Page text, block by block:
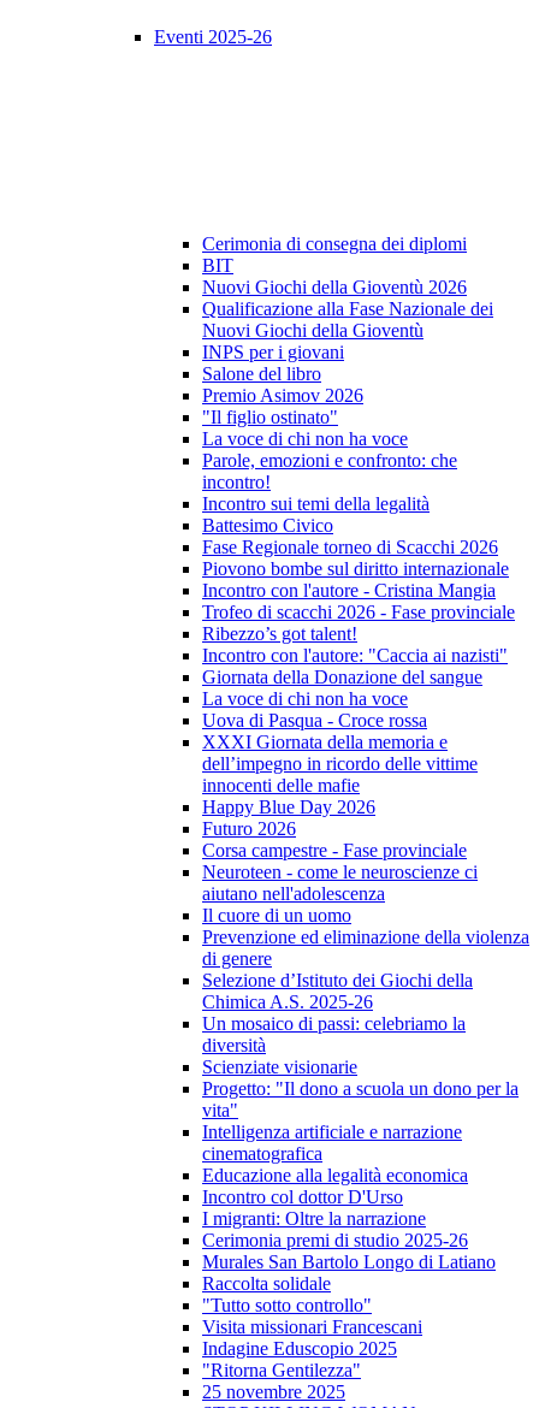
Eventi 2025-26
Cerimonia di consegna dei diplomi
BIT
Nuovi Giochi della Gioventù 2026
Qualificazione alla Fase Nazionale dei
Nuovi Giochi della Gioventù
INPS per i giovani
Salone del libro
Premio Asimov 2026
"Il figlio ostinato"
La voce di chi non ha voce
Parole, emozioni e confronto: che
incontro!
Incontro sui temi della legalità
Battesimo Civico
Fase Regionale torneo di Scacchi 2026
Piovono bombe sul diritto internazionale
Incontro con l'autore - Cristina Mangia
Trofeo di scacchi 2026 - Fase provinciale
Ribezzo’s got talent!
Incontro con l'autore: "Caccia ai nazisti"
Giornata della Donazione del sangue
La voce di chi non ha voce
Uova di Pasqua - Croce rossa
XXXI Giornata della memoria e
dell’impegno in ricordo delle vittime
innocenti delle mafie
Happy Blue Day 2026
Futuro 2026
Corsa campestre - Fase provinciale
Neuroteen - come le neuroscienze ci
aiutano nell'adolescenza
Il cuore di un uomo
Prevenzione ed eliminazione della violenza
di genere
Selezione d’Istituto dei Giochi della
Chimica A.S. 2025-26
Un mosaico di passi: celebriamo la
diversità
Scienziate visionarie
Progetto: "Il dono a scuola un dono per la
vita"
Intelligenza artificiale e narrazione
cinematografica
Educazione alla legalità economica
Incontro col dottor D'Urso
I migranti: Oltre la narrazione
Cerimonia premi di studio 2025-26
Murales San Bartolo Longo di Latiano
Raccolta solidale
"Tutto sotto controllo"
Visita missionari Francescani
Indagine Eduscopio 2025
"Ritorna Gentilezza"
25 novembre 2025